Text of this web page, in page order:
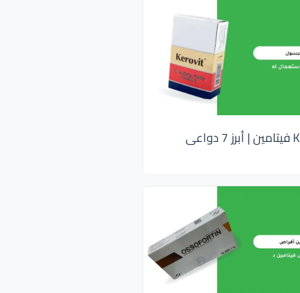
كيروفيت Kerovit فيتامين | أبرز 7 دواعى